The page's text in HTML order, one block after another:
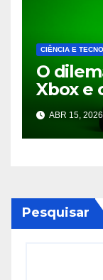
CIÊNCIA E
O
Xbox e
doABR 15, 2026
Pesquisar